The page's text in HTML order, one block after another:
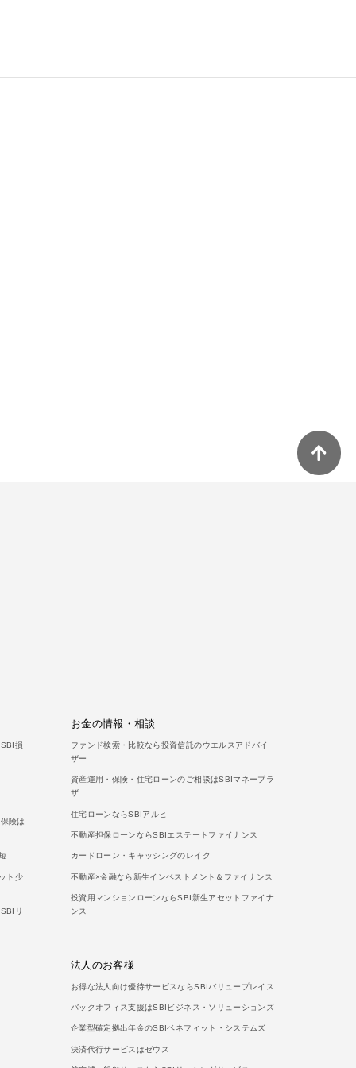
損
険は
ト少
リ
お金の情報・相談
ファンド検索・比較なら投資信託のウエルスアドバイ
ザー
資産運用・保険・住宅ローンのご相談はSBIマネープラ
ザ
住宅ローンならSBIアルヒ
不動産担保ローンならSBIエステートファイナンス
カードローン・キャッシングのレイク
不動産×金融なら新生インベストメント＆ファイナンス
投資用マンションローンならSBI新生アセットファイナ
ンス
法人のお客様
お得な法人向け優待サービスならSBIバリュープレイス
バックオフィス支援はSBIビジネス・ソリューションズ
企業型確定拠出年金のSBIベネフィット・システムズ
決済代行サービスはゼウス